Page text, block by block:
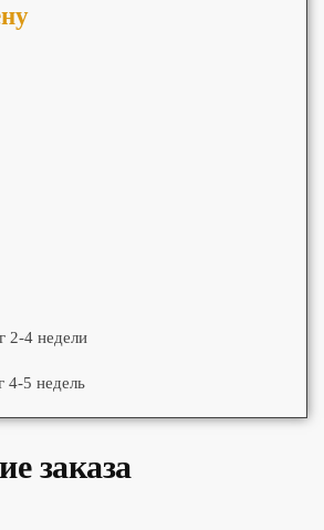
2-4 недели
4-5 недель
заказа